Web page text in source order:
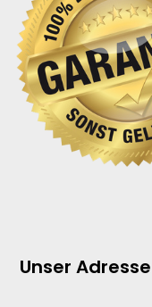
Unser Adresse